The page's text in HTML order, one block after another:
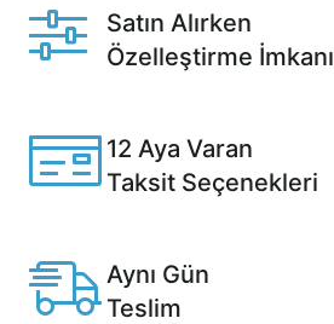
Satın Alırken
Özelleştirme İmkanı
12 Aya Varan
Taksit Seçenekleri
Aynı Gün
Teslim